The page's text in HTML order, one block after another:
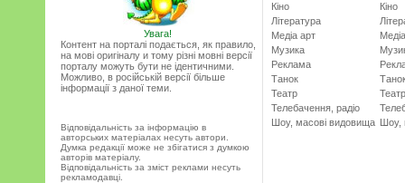
Увага!
Контент на порталі подається, як правило,
на мові оригіналу и тому різні мовні версії
порталу можуть бути не ідентичними.
Можливо, в російській версії більше
інформації з даної теми.
Відповідальність за інформацію в
авторських матеріалах несуть автори.
Думка редакції може не збігатися з думкою
авторів матеріалу.
Відповідальність за зміст реклами несуть
рекламодавці.
Кіно
Література
Медіа арт
Музика
Реклама
Танок
Театр
Телебачення, радіо
Шоу, масові видовища
Кіно
Театр
Шоу,